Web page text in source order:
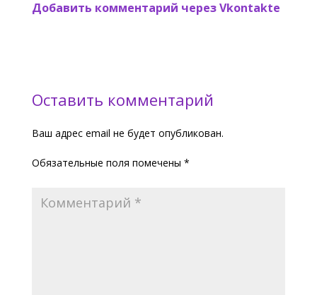
Добавить комментарий через Vkontakte
Оставить комментарий
Ваш адрес email не будет опубликован.
Обязательные поля помечены *